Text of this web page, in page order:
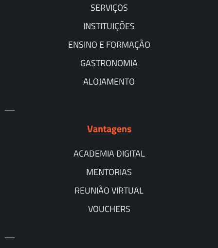
SERVIÇOS
INSTITUIÇÕES
ENSINO E FORMAÇÃO
GASTRONOMIA
ALOJAMENTO
Vantagens
ACADEMIA DIGITAL
MENTORIAS
REUNIÃO VIRTUAL
VOUCHERS